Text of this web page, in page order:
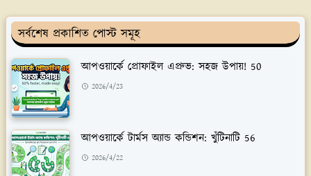
সর্বশেষ প্রকাশিত পোস্ট সমূহ
আপওয়ার্কে প্রোফাইল এপ্রুভ: সহজ উপায়! 50
2026/4/23
আপওয়ার্কে টার্মস অ্যান্ড কন্ডিশন: খুঁটিনাটি 56
2026/4/22